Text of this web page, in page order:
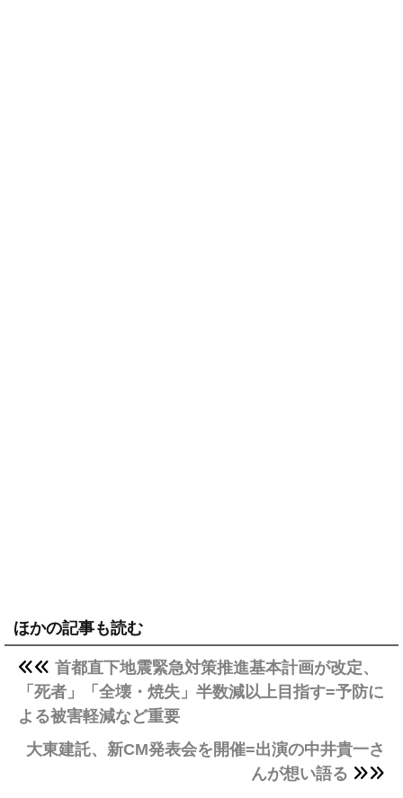
ほかの記事も読む
首都直下地震緊急対策推進基本計画が改定、
「死者」「全壊・焼失」半数減以上目指す=予防に
よる被害軽減など重要
大東建託、新CM発表会を開催=出演の中井貴一さ
んが想い語る